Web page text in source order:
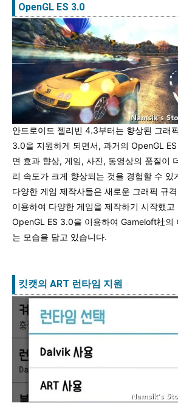
OpenGL ES 3.0
안드로이드 젤리빈 4.3부터는 향상된 그래
3.0을 지원하게 되면서, 과거의 OpenGL
면 효과 향상, 게임, 사진, 동영상의 품질이
리 속도가 크게 향상되는 것을 경험할 수 있
다양한 게임 제작사들은 새로운 그래픽 규
이용하여 다양한 게임을 제작하기 시작했고
OpenGL ES 3.0을 이용하여 Gameloft社의
는 모습을 담고 있습니다.
킷캣의 ART 런타임 지원